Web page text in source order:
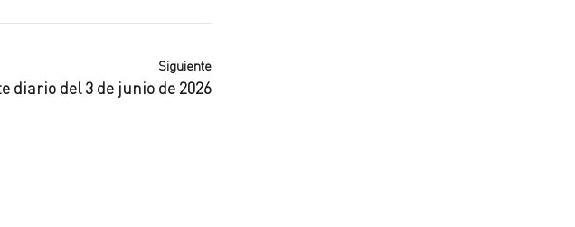
Siguiente
diario del 3 de junio de 2026